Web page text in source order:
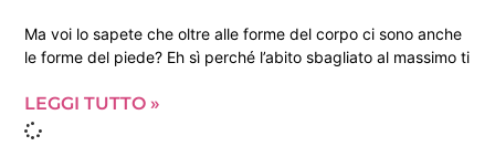
Ma voi lo sapete che oltre alle forme del corpo ci sono anche
le forme del piede? Eh sì perché l’abito sbagliato al massimo ti
LEGGI TUTTO »